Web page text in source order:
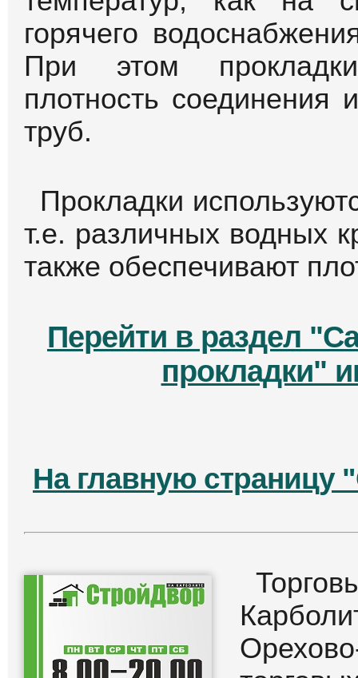
горячего
При этом
плотность
труб.
Прокладки
т.е. различных водных
также обеспечивают
Перейти в раздел
прокладки"
На главную страницу